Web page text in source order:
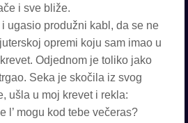
i sve bliže.
ugasio produžni kabl, da se ne
opremi koju sam imao u
Odjednom je toliko jako
Seka je skočila iz svog
ušla u moj krevet i rekla:
l’ mogu kod tebe večeras?